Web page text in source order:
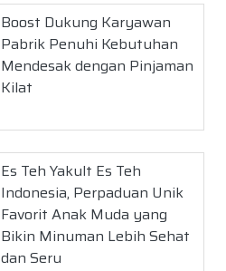
Boost Dukung Karyawan
Pabrik Penuhi Kebutuhan
Mendesak dengan Pinjaman
Kilat
Es Teh Yakult Es Teh
Indonesia, Perpaduan Unik
Favorit Anak Muda yang
Bikin Minuman Lebih Sehat
dan Seru